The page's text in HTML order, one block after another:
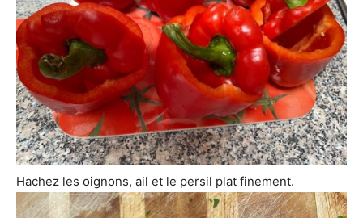
Hachez les oignons, ail et le persil plat finement.